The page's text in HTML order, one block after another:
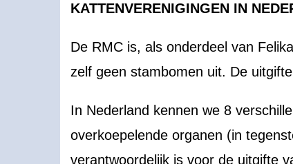
KATTENVERENIGINGEN IN
De RMC is, als onderdeel van
zelf geen stambomen uit. De
In Nederland kennen we 8
overkoepelende organen (in
verantwoordelijk is voor de uitgifte